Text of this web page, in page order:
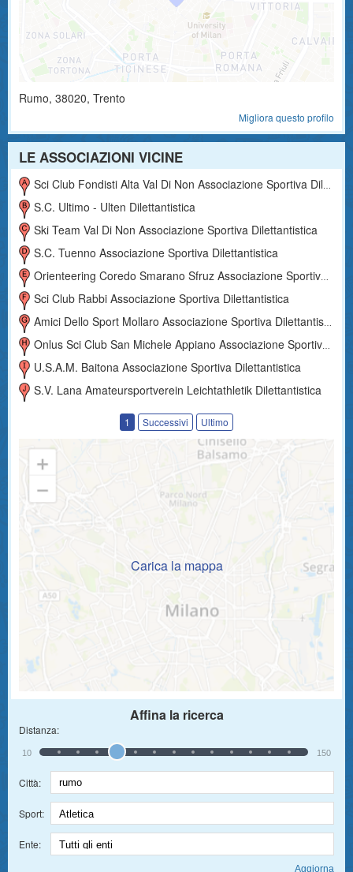
Rumo, 38020, Trento
Migliora questo profilo
LE ASSOCIAZIONI VICINE
Sci Club Fondisti Alta Val Di Non Associazione Sportiva Dilettantistica
S.c. Ultimo - Ulten Dilettantistica
Ski Team Val Di Non Associazione Sportiva Dilettantistica
S.c. Tuenno Associazione Sportiva Dilettantistica
Orienteering Coredo Smarano Sfruz Associazione Sportiva Dilettantistica
Sci Club Rabbi Associazione Sportiva Dilettantistica
Amici Dello Sport Mollaro Associazione Sportiva Dilettantistica
Onlus Sci Club San Michele Appiano Associazione Sportiva Dilettantistica
U.s.a.m. Baitona Associazione Sportiva Dilettantistica
S.v. Lana Amateursportverein Leichtathletik Dilettantistica
1 Successivi Ultimo
Carica la mappa
Affina la ricerca
Distanza:
10 150
Città:
Sport:
Ente: